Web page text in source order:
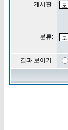
게시판:
분류:
결과 보이기: